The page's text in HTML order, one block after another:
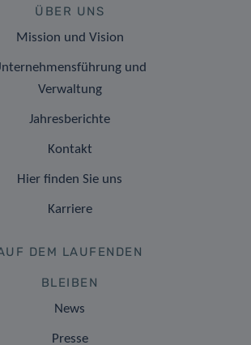
ÜBER UNS
Mission und Vision
und
Verwaltung
Jahresberichte
Kontakt
Hier finden Sie uns
Karriere
DEM LAUFENDEN
BLEIBEN
News
Presse